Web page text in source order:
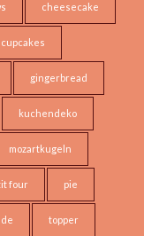
cheesecake
cupcakes
gingerbread
kuchendeko
mozartkugeln
four pie
topper